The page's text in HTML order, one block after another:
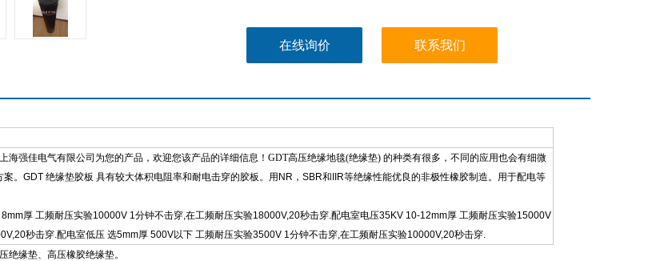
在线询价 联系我们
上海强佳电气有限公司为您的产品，欢迎您该产品的详细信息！ GDT高压绝缘地毯(绝缘垫) 的种类有很多，不同的应用也会有细微
。 GDT 绝缘垫胶板 具有较大体积电阻率和耐电击穿的胶板。用NR，SBR和IIR等绝缘性能优良的非极性橡胶制造。用于配电等
厚 工频耐压实验10000V 1分钟不击穿,在工频耐压实验18000V,20秒击穿.配电室电压35KV 10-12mm厚 工频耐压实验15000V
秒击穿.配电室低压 选5mm厚 500V以下 工频耐压实验3500V 1分钟不击穿,在工频耐压实验10000V,20秒击穿.
绝缘垫、高压橡胶绝缘垫。